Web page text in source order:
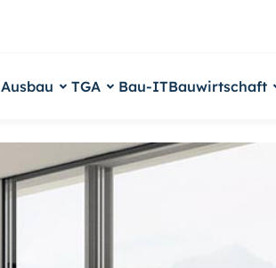
Ausbau TGA Bau-ITBauwirtschaft